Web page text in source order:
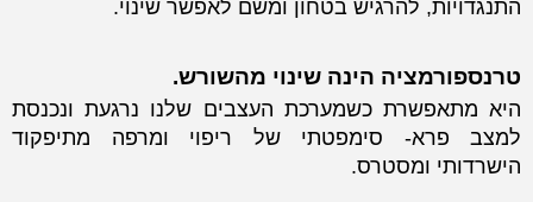
התנגדויות, להרגיש בטחון ומשם לאפשר שינוי.
טרנספורמציה הינה שינוי מהשורש.
היא מתאפשרת כשמערכת העצבים שלנו נרגעת ונכנסת
למצב פרא- סימפטתי של ריפוי ומרפה מתיפקוד
הישרדותי ומסטרס.